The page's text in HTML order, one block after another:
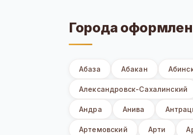
Города
Абаза Абакан
Александровск-Сахалинский
Андра Анива
Артемовский Арти